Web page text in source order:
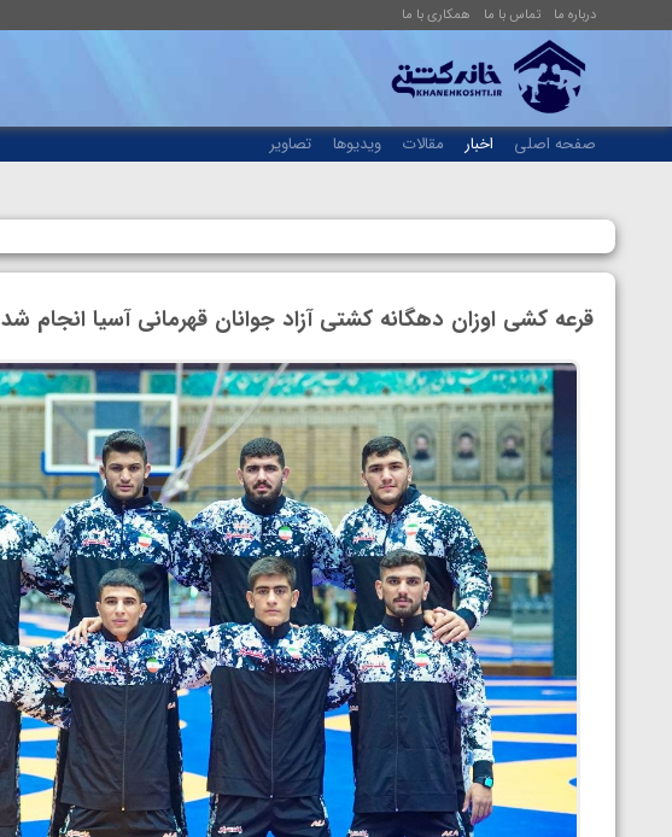
درباره ما تماس با ما همکاری با ما
صفحه اصلی اخبار مقالات ویدیوها تصاویر
قرعه کشی اوزان دهگانه کشتی آزاد جوانان قهرمانی آسیا انجام شد